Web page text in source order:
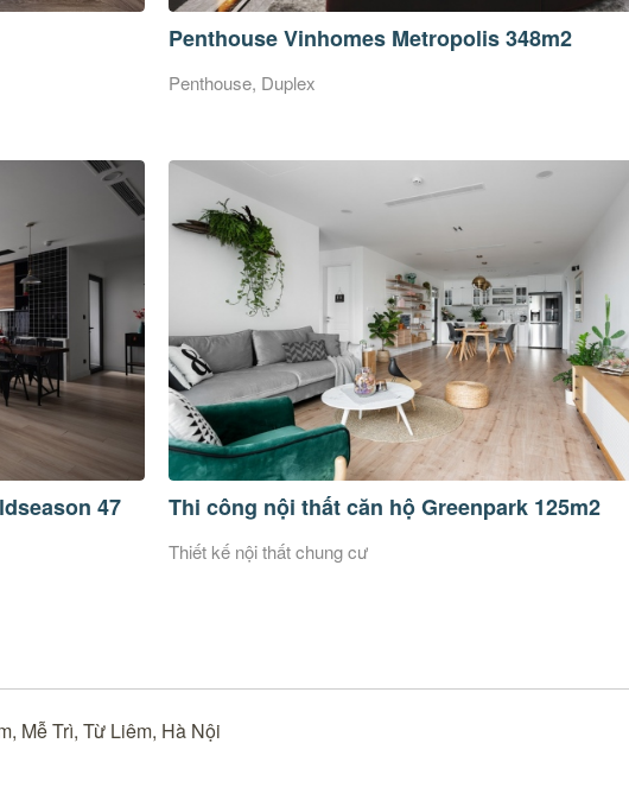
Penthouse Vinhomes Metropolis 348m2
Penthouse, Duplex
47 Thi công nội thất căn hộ Greenpark 125m2
Thiết kế nội thất chung cư
Mễ Trì, Từ Liêm, Hà Nội